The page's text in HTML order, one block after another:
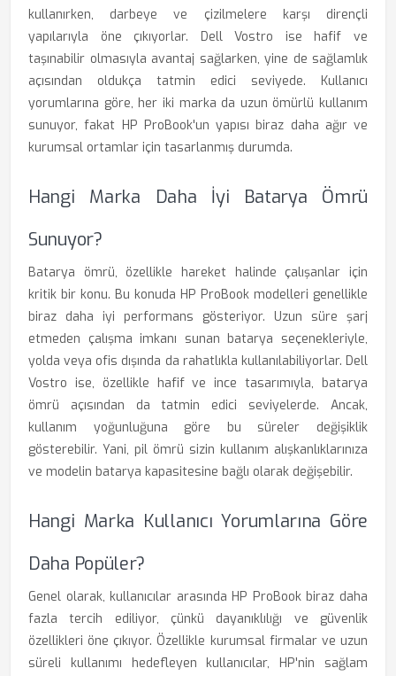
kullanırken, darbeye ve çizilmelere karşı dirençli
yapılarıyla öne çıkıyorlar. Dell Vostro ise hafif ve
taşınabilir olmasıyla avantaj sağlarken, yine de sağlamlık
açısından oldukça tatmin edici seviyede. Kullanıcı
yorumlarına göre, her iki marka da uzun ömürlü kullanım
sunuyor, fakat HP ProBook'un yapısı biraz daha ağır ve
kurumsal ortamlar için tasarlanmış durumda.
Hangi Marka Daha İyi Batarya Ömrü
Sunuyor?
Batarya ömrü, özellikle hareket halinde çalışanlar için
kritik bir konu. Bu konuda HP ProBook modelleri genellikle
biraz daha iyi performans gösteriyor. Uzun süre şarj
etmeden çalışma imkanı sunan batarya seçenekleriyle,
yolda veya ofis dışında da rahatlıkla kullanılabiliyorlar. Dell
Vostro ise, özellikle hafif ve ince tasarımıyla, batarya
ömrü açısından da tatmin edici seviyelerde. Ancak,
kullanım yoğunluğuna göre bu süreler değişiklik
gösterebilir. Yani, pil ömrü sizin kullanım alışkanlıklarınıza
ve modelin batarya kapasitesine bağlı olarak değişebilir.
Hangi Marka Kullanıcı Yorumlarına Göre
Daha Popüler?
Genel olarak, kullanıcılar arasında HP ProBook biraz daha
fazla tercih ediliyor, çünkü dayanıklılığı ve güvenlik
özellikleri öne çıkıyor. Özellikle kurumsal firmalar ve uzun
süreli kullanımı hedefleyen kullanıcılar, HP'nin sağlam